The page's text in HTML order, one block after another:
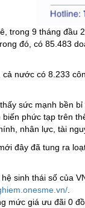
trong 9 tháng đầu
đó, có 85.483
nước có 8.233
sức mạnh bền
biến phức tạp trên
nhân lực, tài
đây đã tung ra
sinh thái số của
mức giá ưu đãi 0